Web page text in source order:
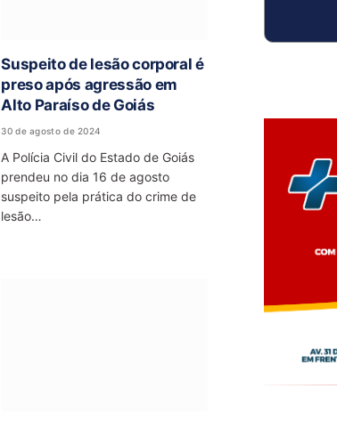
Suspeito de lesão corporal é
preso após agressão em
Alto Paraíso de Goiás
30 de agosto de 2024
A Polícia Civil do Estado de Goiás
prendeu no dia 16 de agosto
suspeito pela prática do crime de
lesão…